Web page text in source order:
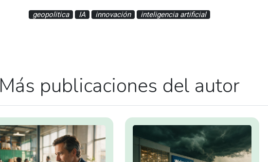
geopolitica IA innovación inteligencia artificial
Más publicaciones del autor